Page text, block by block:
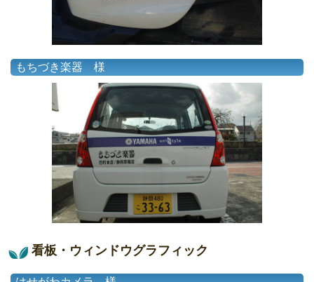
もちづき楽器 様
看板・ウィンドウグラフィック